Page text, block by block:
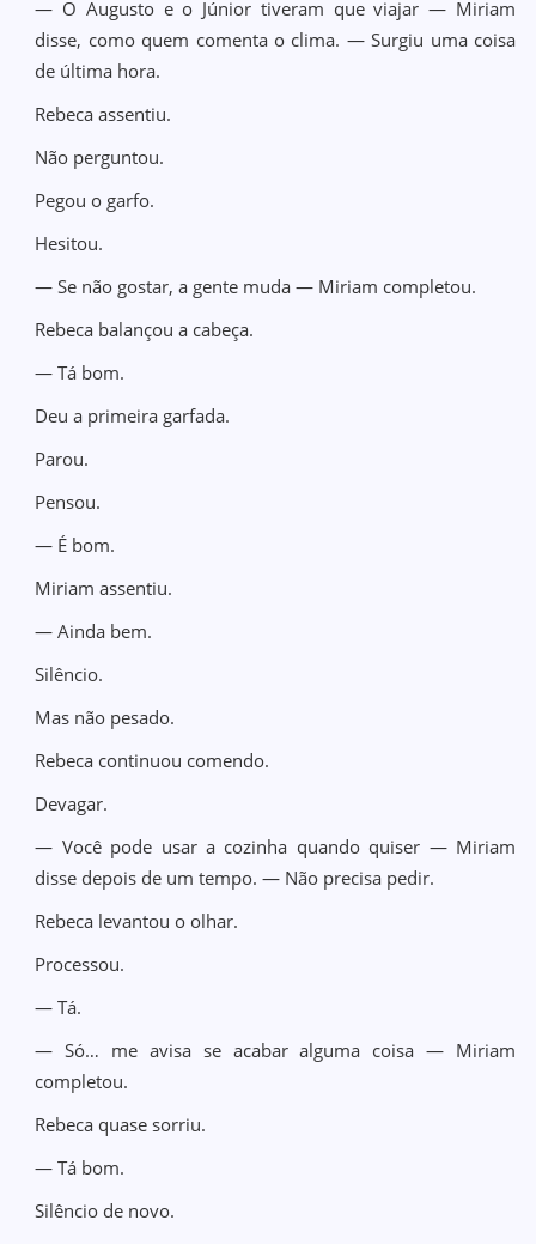
— O Augusto e o Júnior tiveram que viajar — Miriam
disse, como quem comenta o clima. — Surgiu uma coisa
de última hora.
Rebeca assentiu.
Não perguntou.
Pegou o garfo.
Hesitou.
— Se não gostar, a gente muda — Miriam completou.
Rebeca balançou a cabeça.
— Tá bom.
Deu a primeira garfada.
Parou.
Pensou.
— É bom.
Miriam assentiu.
— Ainda bem.
Silêncio.
Mas não pesado.
Rebeca continuou comendo.
Devagar.
— Você pode usar a cozinha quando quiser — Miriam
disse depois de um tempo. — Não precisa pedir.
Rebeca levantou o olhar.
Processou.
— Tá.
— Só… me avisa se acabar alguma coisa — Miriam
completou.
Rebeca quase sorriu.
— Tá bom.
Silêncio de novo.